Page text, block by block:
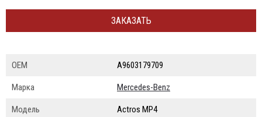
ЗАКАЗАТЬ
ОЕМ A9603179709
Марка Mercedes-Benz
Модель Actros MP4